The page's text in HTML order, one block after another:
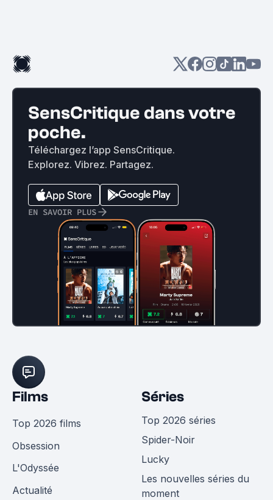
SensCritique dans votre
poche.
Téléchargez l’app SensCritique.
Explorez. Vibrez. Partagez.
EN SAVOIR PLUS
Films
Top 2026 films
Obsession
L'Odyssée
Actualité
Séries
Top 2026 séries
Spider-Noir
Lucky
Les nouvelles séries du
moment